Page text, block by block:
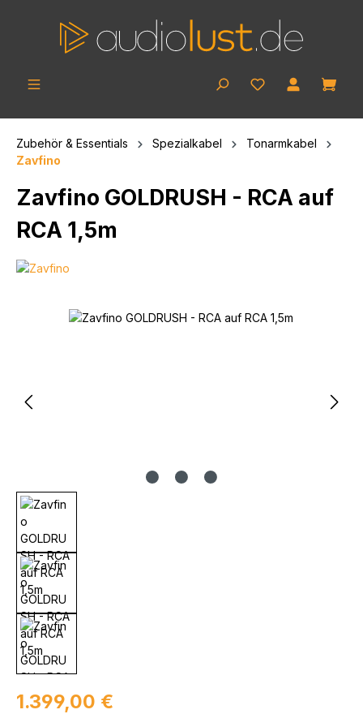
Zubehör & Essentials Spezialkabel
Tonarmkabel
Zavfino
Zavfino GOLDRUSH - RCA auf
RCA 1,5m
Bildergalerie überspringen
Regulärer Preis:
1.399,00 €